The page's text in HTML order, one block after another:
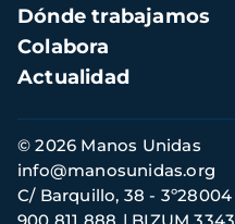
Dónde trabajamos
Colabora
Actualidad
Información
de
contacto
© 2026 Manos Unidas
C/ Barquillo, 38 -
info@manosunidas.org